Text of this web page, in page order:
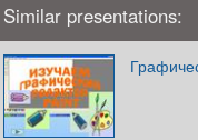
Similar presentations: